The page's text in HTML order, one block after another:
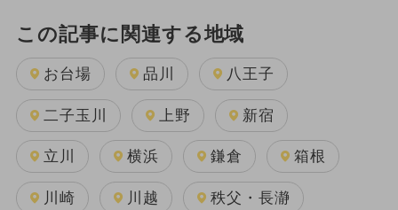
この記事に関連する地域
お台場 品川 八王子
二子玉川 上野 新宿
立川 横浜 鎌倉 箱根
川崎 川越 秩父・長瀞